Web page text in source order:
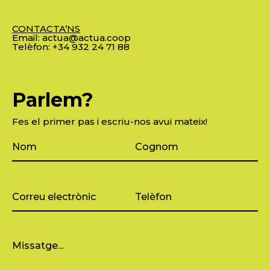
CONTACTA’NS
Email: actua@actua.coop
Telèfon: +34 932 24 71 88
Parlem?
Fes el primer pas i escriu-nos avui mateix!